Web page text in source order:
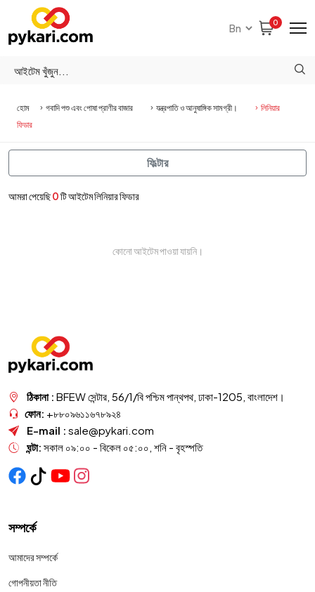
0
হোম গবাদি পশু এবং পোষা প্রাণীর বাজার যন্ত্রপাতি ও আনুষাঙ্গিক সামগ্রী।
লিনিয়ার
ফিডার
আমরা পেয়েছি0টি আইটেম লিনিয়ার ফিডার
কোনো আইটেম পাওয়া যায়নি।
ফিল্টার
ঠিকানা : BFEW সেন্টার, 56/1/বি পশ্চিম পান্থপথ, ঢাকা-1205, বাংলাদেশ।
ফোন: +৮৮০৯৬১১৬৭৮৯২৪
E-mail : sale@pykari.com
ঘন্টা: সকাল ০৯:০০ - বিকেল ০৫:০০, শনি - বৃহস্পতি
সম্পর্কে
আমাদের সম্পর্কে
গোপনীয়তা নীতি